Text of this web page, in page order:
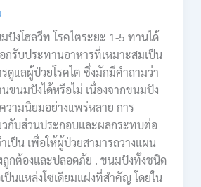
ปังโฮลวีท โรคไตระยะ 1-5 ทานได้
อกรับประทานอาหารที่เหมาะสมเป็น
ดูแลผู้ป่วยโรคไต ซึ่งมักมีคำถามว่า
ขนมปังได้หรือไม่ เนื่องจากขนมปัง
วามนิยมอย่างแพร่หลาย การ
วกับส่วนประกอบและผลกระทบต่อ
เป็น เพื่อให้ผู้ป่วยสามารถวางแผน
ถูกต้องและปลอดภัย . ขนมปังทั้งชนิด
ป็นแหล่งโซเดียมแฝงที่สำคัญ โดยใน